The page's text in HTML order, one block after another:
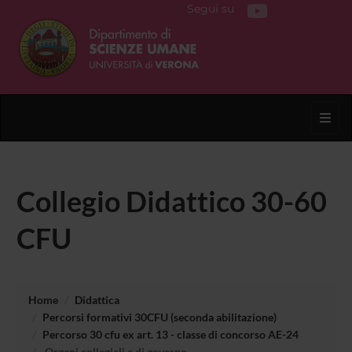
Segui su
Collegio Didattico 30-60
CFU
Home
Didattica
Percorsi formativi 30CFU (seconda abilitazione)
Percorso 30 cfu ex art. 13 - classe di concorso AE-24